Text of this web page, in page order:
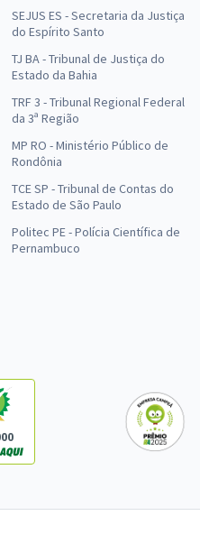
SEJUS ES - Secretaria da Justiça
do Espírito Santo
TJ BA - Tribunal de Justiça do
Estado da Bahia
TRF 3 - Tribunal Regional Federal
da 3ª Região
MP RO - Ministério Público de
Rondônia
TCE SP - Tribunal de Contas do
Estado de São Paulo
Politec PE - Polícia Científica de
Pernambuco